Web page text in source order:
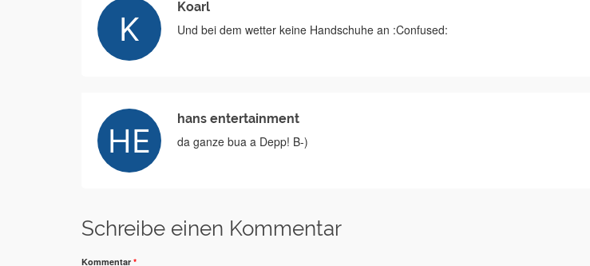
Koarl
Und bei dem wetter keine Handschuhe an :Confused:
hans entertainment
da ganze bua a Depp! B-)
Schreibe einen Kommentar
Kommentar *